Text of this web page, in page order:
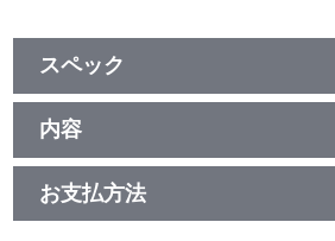
スペック
品番：TU-14521
素材：紙
サイズ：約 W51mm×H151mm
生産エリア：日本
内容
【使用上の注意】
●本来の用途以外で使用しないでください。
●高温多湿、直射日光、火気を避けて保管
お支払方法